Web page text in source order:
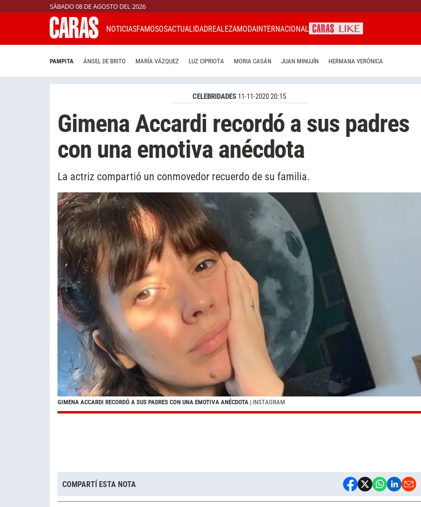
SÁBADO 08 DE AGOSTO DEL 2026
NOTICIASFAMOSOSACTUALIDADREALEZAMODAINTERNACIONAL
PAMPITA ÁNGEL DE BRITO MARÍA VÁZQUEZ LUZ CIPRIOTA MORIA CASÁN JUAN MINUJÍN HERMANA VERÓNICA
CELEBRIDADES 11-11-2020 20:15
Gimena Accardi recordó a sus padres
con una emotiva anécdota
La actriz compartió un conmovedor recuerdo de su familia.
GIMENA ACCARDI RECORDÓ A SUS PADRES CON UNA EMOTIVA ANÉCDOTA | INSTAGRAM
COMPARTÍ ESTA NOTA